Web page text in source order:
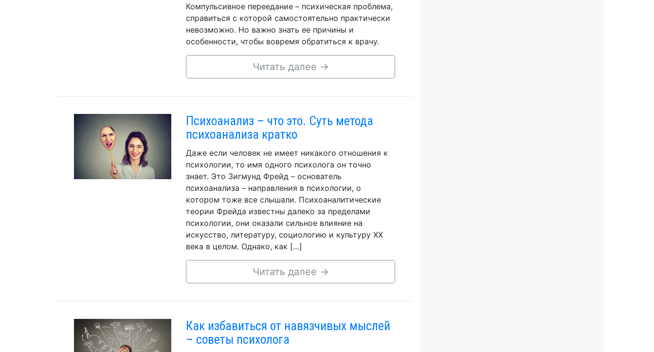
Компульсивное переедание – психическая проблема,
справиться с которой самостоятельно практически
невозможно. Но важно знать ее причины и
особенности, чтобы вовремя обратиться к врачу.
Читать далее →
Психоанализ – что это. Суть метода
психоанализа кратко
Даже если человек не имеет никакого отношения к
психологии, то имя одного психолога он точно
знает. Это Зигмунд Фрейд – основатель
психоанализа – направления в психологии, о
котором тоже все слышали. Психоаналитические
теории Фрейда известны далеко за пределами
психологии, они оказали сильное влияние на
искусство, литературу, социологию и культуру XX
века в целом. Однако, как […]
Читать далее →
Как избавиться от навязчивых мыслей
– советы психолога